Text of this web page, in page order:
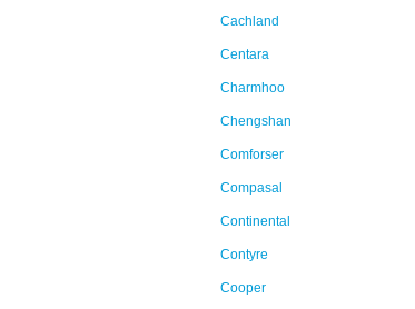
Cachland
Centara
Charmhoo
Chengshan
Comforser
Compasal
Continental
Contyre
Cooper